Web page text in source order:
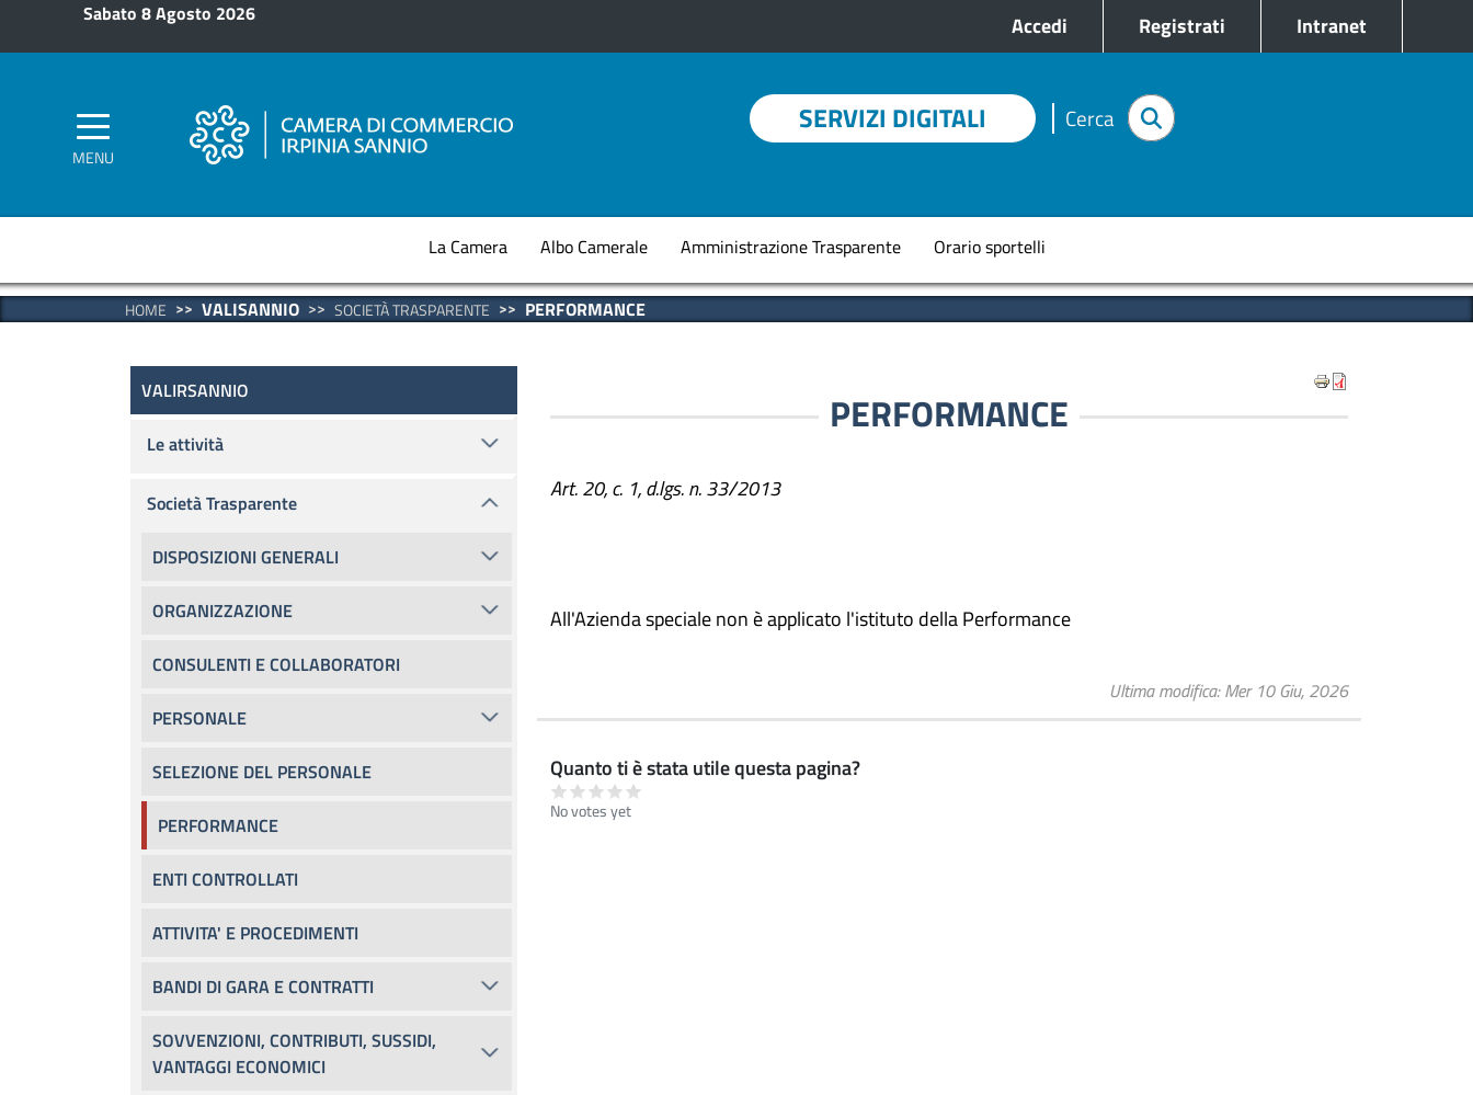
Salta al contenuto principale
Sabato 8 Agosto 2026 Accedi Registrati Intranet
MENU
SERVIZI DIGITALI Cerca
Navigazione principale
La Camera Albo Camerale Amministrazione Trasparente Orario sportelli
HOME VALISANNIO SOCIETÀ TRASPARENTE PERFORMANCE
Valirsannio
VALIRSANNIO
Le attività
Società Trasparente
DISPOSIZIONI GENERALI
ORGANIZZAZIONE
CONSULENTI E COLLABORATORI
PERSONALE
SELEZIONE DEL PERSONALE
PERFORMANCE
ENTI CONTROLLATI
ATTIVITA' E PROCEDIMENTI
BANDI DI GARA E CONTRATTI
SOVVENZIONI, CONTRIBUTI, SUSSIDI,
VANTAGGI ECONOMICI
PERFORMANCE
​​​​​​​Art. 20, c. 1, d.lgs. n. 33/2013
All'Azienda speciale non è applicato l'istituto della Performance
Ultima modifica Mer 10 Giu, 2026
Quanto ti è stata utile questa pagina?
No votes yet